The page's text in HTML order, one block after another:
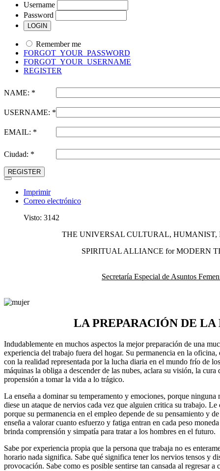
Username
Password
Remember me
FORGOT_YOUR_PASSWORD
FORGOT_YOUR_USERNAME
REGISTER
NAME: *
USERNAME: *
EMAIL: *
Ciudad: *
REGISTER
Imprimir
Correo electrónico
Visto: 3142
THE UNIVERSAL CULTURAL, HUMANIST,
SPIRITUAL ALLIANCE for MODERN
Secretaría Especial de Asuntos
LA PREPARACIÓN DE LA
Indudablemente en muchos aspectos la mejor preparación de una
experiencia del trabajo fuera del hogar. Su permanencia en la
con la realidad representada por la lucha diaria en el mundo frío de
máquinas la obliga a descender de las nubes, aclara su visión, la cura
propensión a tomar la vida a lo trágico.
La enseña a dominar su temperamento y emociones, porque
diese un ataque de nervios cada vez que alguien critica su trabajo.
porque su permanencia en el empleo depende de su pensamiento y
enseña a valorar cuanto esfuerzo y fatiga entran en cada peso
brinda comprensión y simpatía para tratar a los hombres en el futuro.
Sabe por experiencia propia que la persona que trabaja no es
horario nada significa. Sabe qué significa tener los nervios tensos y
provocación. Sabe como es posible sentirse tan cansada al regresar a